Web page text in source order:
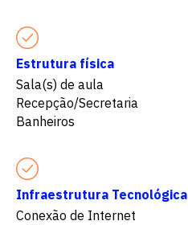
Estrutura física
Sala(s) de aula
Recepção/Secretaria
Banheiros
Infraestrutura Tecnológica
Conexão de Internet